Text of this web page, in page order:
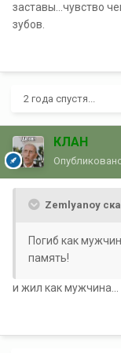
заставы...чувство
зубов.
2 года спустя...
КЛАН
Zemlyanoy
Погиб как
память!
и жил как